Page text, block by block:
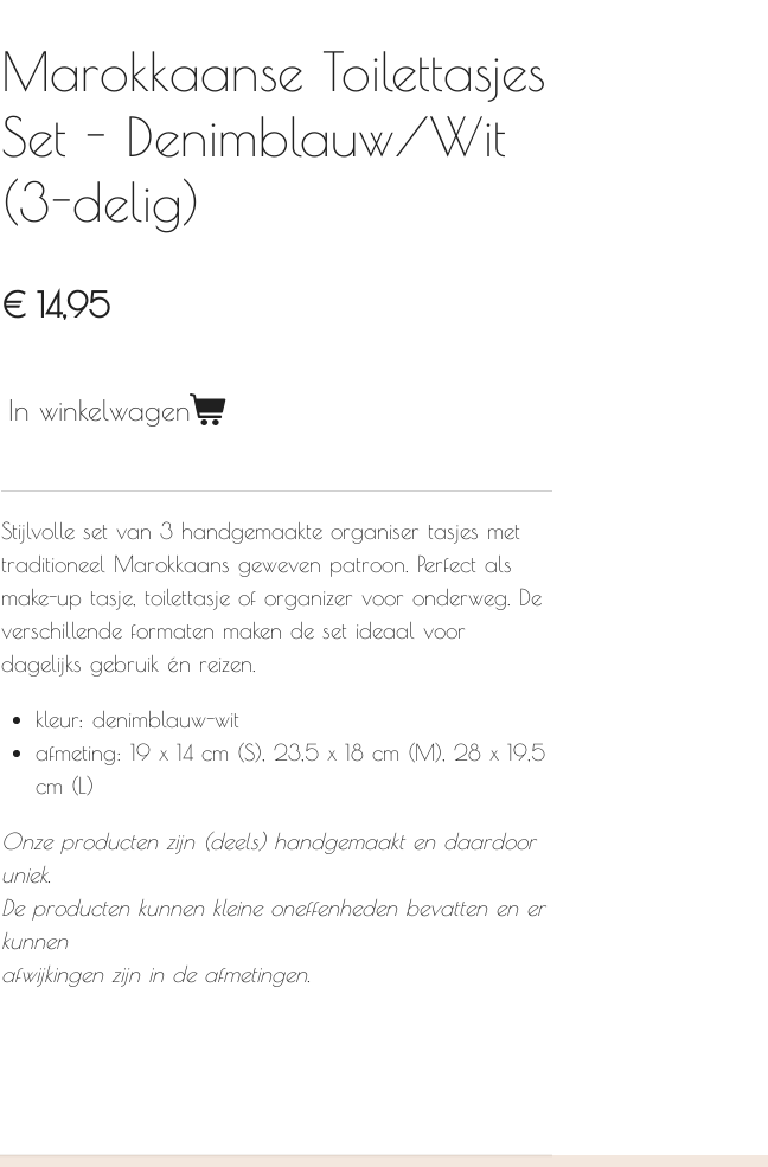
Marokkaanse Toilettasjes
Set - Denimblauw/Wit
(3-delig)
€ 14,95
In winkelwagen
Stijlvolle set van 3 handgemaakte organiser tasjes met
traditioneel Marokkaans geweven patroon. Perfect als
make-up tasje, toilettasje of organizer voor onderweg. De
verschillende formaten maken de set ideaal voor
dagelijks gebruik én reizen.
kleur: denimblauw-wit
afmeting: 19 x 14 cm (S), 23,5 x 18 cm (M), 28 x 19,5
cm (L)
Onze producten zijn (deels) handgemaakt en daardoor
uniek.
De producten kunnen kleine oneffenheden bevatten en er
kunnen
afwijkingen zijn in de afmetingen.